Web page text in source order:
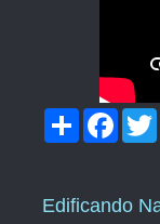
C
r
F
o
Edificando